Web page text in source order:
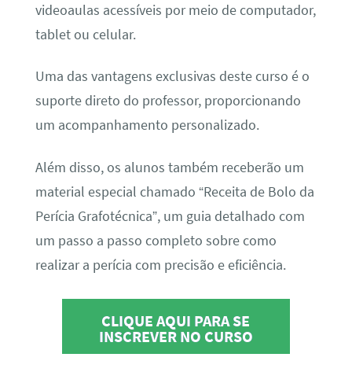
videoaulas acessíveis por meio de computador,
tablet ou celular.
Uma das vantagens exclusivas deste curso é o
suporte direto do professor, proporcionando
um acompanhamento personalizado.
Além disso, os alunos também receberão um
material especial chamado “Receita de Bolo da
Perícia Grafotécnica”, um guia detalhado com
um passo a passo completo sobre como
realizar a perícia com precisão e eficiência.
CLIQUE AQUI PARA SE
INSCREVER NO CURSO